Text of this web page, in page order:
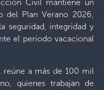
Civil mantiene un
del Plan Verano 2026,
seguridad, integridad y
el período vacacional
reúne a más de 100 mil
quienes trabajan de